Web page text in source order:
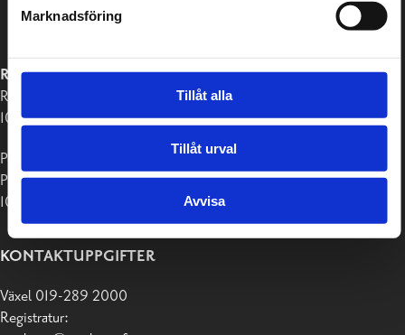
Marknadsföring
Tillåt alla
Tillåt urval
Avvisa
RASEBORGS STAD
Raseborgsvägen 37
10650 Ekenäs
Postadress:
PB 58
10611 Raseborg
KONTAKTUPPGIFTER
Växel 019-289 2000
Registratur: